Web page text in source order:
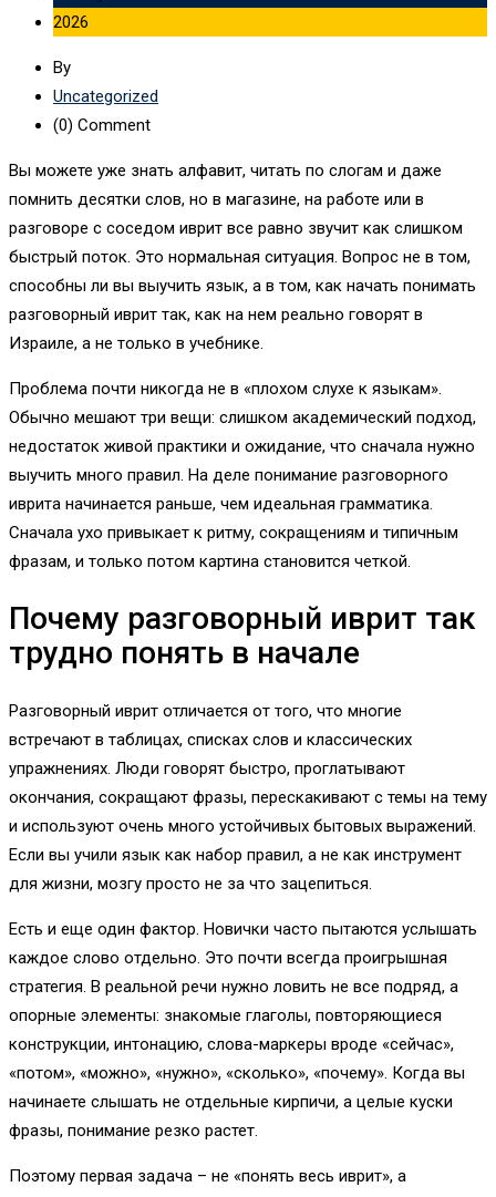
2026
By
Uncategorized
(0) Comment
Вы можете уже знать алфавит, читать по слогам и даже
помнить десятки слов, но в магазине, на работе или в
разговоре с соседом иврит все равно звучит как слишком
быстрый поток. Это нормальная ситуация. Вопрос не в том,
способны ли вы выучить язык, а в том, как начать понимать
разговорный иврит так, как на нем реально говорят в
Израиле, а не только в учебнике.
Проблема почти никогда не в «плохом слухе к языкам».
Обычно мешают три вещи: слишком академический подход,
недостаток живой практики и ожидание, что сначала нужно
выучить много правил. На деле понимание разговорного
иврита начинается раньше, чем идеальная грамматика.
Сначала ухо привыкает к ритму, сокращениям и типичным
фразам, и только потом картина становится четкой.
Почему разговорный иврит так
трудно понять в начале
Разговорный иврит отличается от того, что многие
встречают в таблицах, списках слов и классических
упражнениях. Люди говорят быстро, проглатывают
окончания, сокращают фразы, перескакивают с темы на тему
и используют очень много устойчивых бытовых выражений.
Если вы учили язык как набор правил, а не как инструмент
для жизни, мозгу просто не за что зацепиться.
Есть и еще один фактор. Новички часто пытаются услышать
каждое слово отдельно. Это почти всегда проигрышная
стратегия. В реальной речи нужно ловить не все подряд, а
опорные элементы: знакомые глаголы, повторяющиеся
конструкции, интонацию, слова-маркеры вроде «сейчас»,
«потом», «можно», «нужно», «сколько», «почему». Когда вы
начинаете слышать не отдельные кирпичи, а целые куски
фразы, понимание резко растет.
Поэтому первая задача – не «понять весь иврит», а